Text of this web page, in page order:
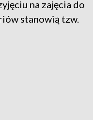
na zajęcia do
stanowią tzw.